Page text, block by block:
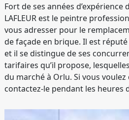
Fort de ses années d’expérience
LAFLEUR est le peintre
vous adresser pour le
de façade en brique. Il est
et il se distingue de ses
tarifaires qu’il propose,
du marché à Orlu. Si vous voulez
contactez-le pendant les heures